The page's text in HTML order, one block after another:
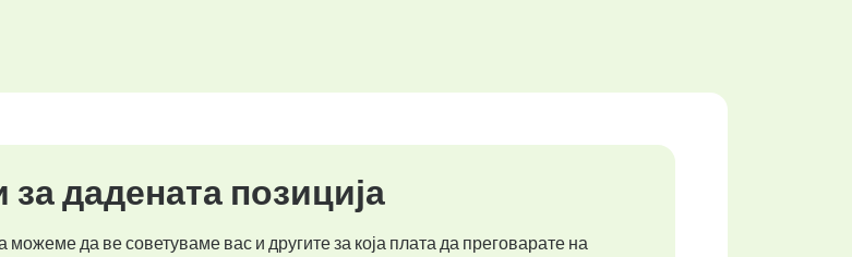
дадената позиција
да ве советуваме вас и другите за која плата да преговарате на